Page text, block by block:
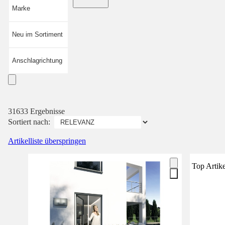
Marke
Neu im Sortiment
Anschlagrichtung
31633 Ergebnisse
Sortiert nach:
Artikelliste überspringen
Top